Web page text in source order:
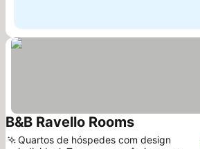
B&B Ravello RoomsVer preços
Quartos de hóspedes com design